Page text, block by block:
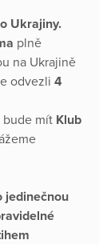
Ukrajiny.
plně
na Ukrajině
odvezli 4
bude mít Klub
jedinečnou